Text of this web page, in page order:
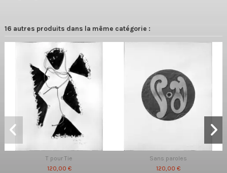
16 autres produits dans la même catégorie :
T pour Tie
120,00 €
Sans paroles
120,00 €